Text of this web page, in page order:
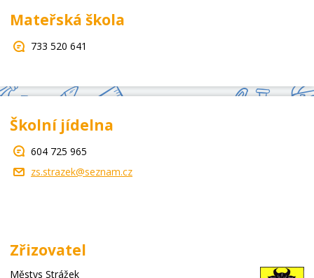
Mateřská škola
733 520 641
Školní jídelna
604 725 965
zs.strazek@seznam.cz
Zřizovatel
Městys Strážek